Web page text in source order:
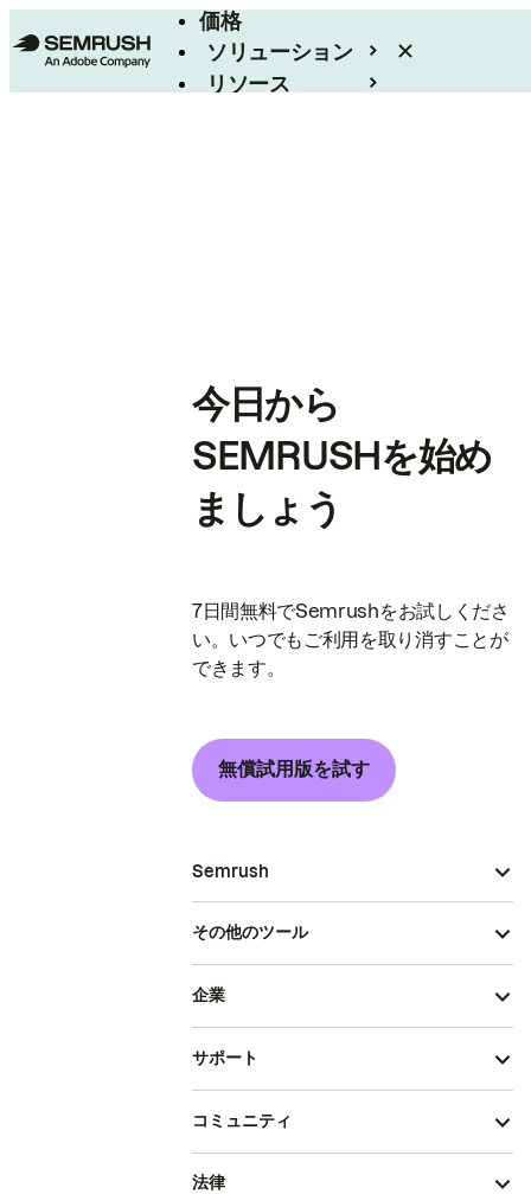
価格
ソリューション
リソース
今日から
SEMRUSHを始め
ましょう
7日間無料でSemrushをお試しくださ
い。いつでもご利用を取り消すことが
できます。
無償試用版を試す
Semrush
その他のツール
企業
サポート
コミュニティ
法律